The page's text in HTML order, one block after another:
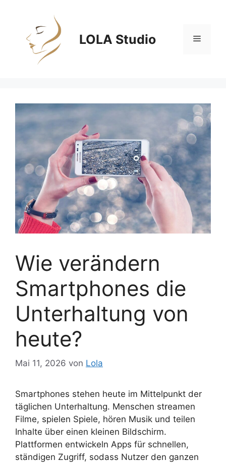
springen
LOLA Studio Menü
Wie verändern
Smartphones die
Unterhaltung von
heute?
Mai 11, 2026 von Lola
Smartphones stehen heute im Mittelpunkt der
täglichen Unterhaltung. Menschen streamen
Filme, spielen Spiele, hören Musik und teilen
Inhalte über einen kleinen Bildschirm.
Plattformen entwickeln Apps für schnellen,
ständigen Zugriff, sodass Nutzer den ganzen